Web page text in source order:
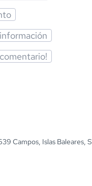
Campos, Islas Baleares,